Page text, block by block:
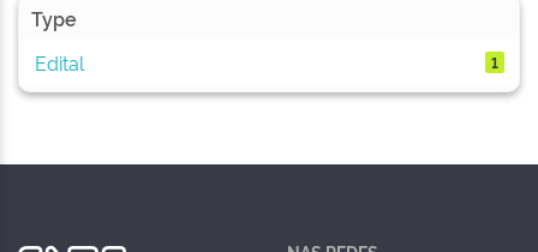
Type
Edital
1